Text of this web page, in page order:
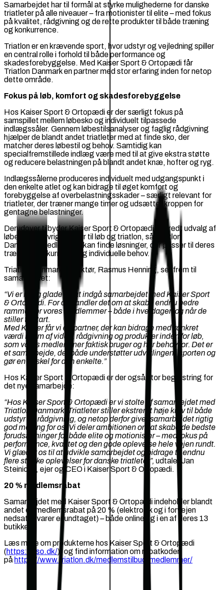
Samarbejdet har til formål at styrke mulighederne for danske
triatleter på alle niveauer – fra motionister til elite – med fokus
på kvalitet, rådgivning og de rette produkter til både træning
og konkurrence.
Triatlon er en krævende sport, hvor udstyr og vejledning spiller
en central rolle i forhold til både performance og
skadesforebyggelse. Med Kaiser Sport & Ortopædi får
Triatlon Danmark en partner med stor erfaring inden for netop
dette område.
Fokus på løb, komfort og skadesforebyggelse
Hos Kaiser Sport & Ortopædi er der særligt fokus på
samspillet mellem løbesko og individuelt tilpassede
indlægssåler. Gennem løbestilsanalyser og faglig rådgivning
hjælper de blandt andet triatleter med at finde sko, der
matcher deres løbestil og behov. Samtidig kan
specialfremstillede indlæg være med til at give ekstra støtte
og reducere belastningen på blandt andet knæ, hofter og ryg.
Indlægssålerne produceres individuelt med udgangspunkt i
den enkelte atlet og kan bidrage til øget komfort og
forebyggelse af overbelastningsskader – særligt relevant for
triatleter, der træner mange timer og udsætter kroppen for
gentagne belastninger.
Derudover tilbyder Kaiser Sport & Ortopædi et bredt udvalg af
løbesko og øvrigt udstyr til løb og triatlon, så Triatlon
Danmarks medlemmer kan finde løsninger, der passer til deres
træning, konkurrence og individuelle behov.
Triatlon Danmarks direktør, Rasmus Henning, ser frem til
samarbejdet:
“Vi er rigtig glade for at indgå samarbejdet med Kaiser Sport
& Ortopædi. For os handler det om at skabe endnu bedre
rammer for vores medlemmer – både i hverdagen og når de
stiller til start.
Med Kaiser får vi en partner, der kan bidrage med konkret
værdi i form af viden, rådgivning og produkter inden for løb,
som vores medlemmer faktisk bruger og har behov for. Det er
et samarbejde, der både understøtter udviklingen i sporten og
gør en forskel for den enkelte.”
Hos Kaiser Sport & Ortopædi er der også stor begejstring for
det nye samarbejde:
“Hos Kaiser Sport & Ortopædi er vi stolte af samarbejdet med
Triatlon Danmark. Triatleter stiller ekstremt høje krav til både
udstyr og rådgivning, og netop derfor giver samarbejdet rigtig
god mening for os. Vi deler ambitionen om at skabe de bedste
forudsætninger for både elite og motionister – med fokus på
performance, kvalitet og den gode oplevelse hele vejen rundt.
Vi glæder os til at udvikle samarbejdet og bidrage til endnu
flere stærke oplevelser for danske triatleter”, udtaler Jan
Steinicke, ejer og CEO i Kaiser Sport & Ortopædi.
20 % medlemsrabat
Samarbejdet med Kaiser Sport & Ortopædi indeholder blandt
andet en medlemsrabat på 20 % (elektronik og i forvejen
nedsatte varer er undtaget) – både online og i en af deres 13
butikker.
Læs mere om produkterne hos Kaiser Sport & Ortopædi
(https://kso.dk/), og find information om rabatkoden
på https://www.triatlon.dk/medlemstilbud-medlemmer/